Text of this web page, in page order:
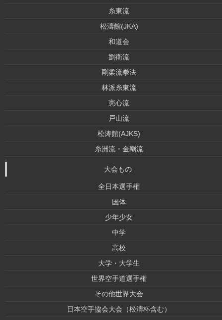
糸東流
松濤館(JKA)
和道会
劉衛流
剛柔流拳法
林派糸東流
憲心流
戸山流
松涛館(AJKS)
糸洲流・金剛流
大会もの
全日本選手権
国体
少年少女
中学
高校
大学・大学生
世界空手道選手権
その他世界大会
日本空手協会大会（松濤杯含む）